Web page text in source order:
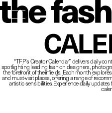
“TFP’s Creator Calendar” delivers daily
spotlighting leading fashion designers,
the forefront of their fields.Each month
and must-visit places,offering a range of
artistic sensibilities.Experience daily